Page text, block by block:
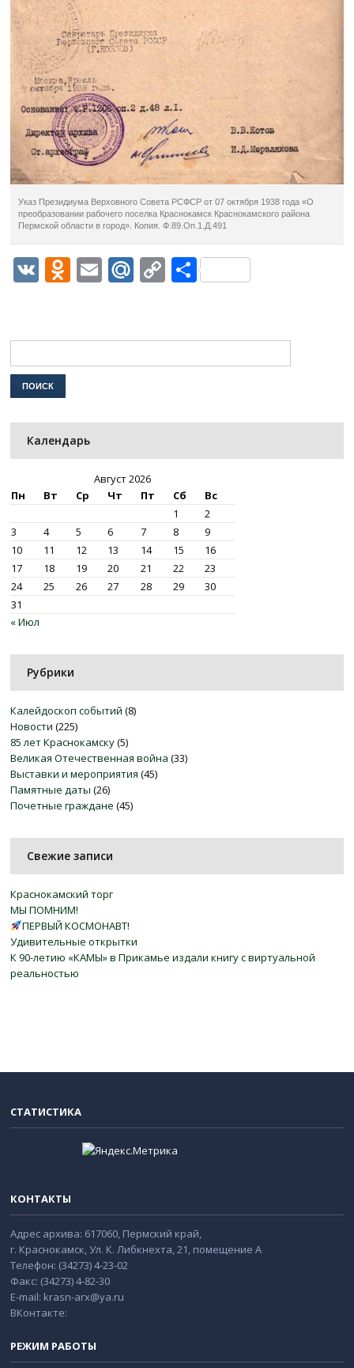
Указ Президиума Верховного Совета РСФСР от 07 октября 1938 года «О
преобразовании рабочего поселка Краснокамск Краснокамского района
Пермской области в город». Копия. Ф.89.Оп.1.Д.491
VK Odnoklassniki
EmailMail.Ru
CopyОтправить
Календарь
Август 2026
Пн
Вт Ср Чт Пт Сб
Вс
1
2
3
4 5 6 7 8
9
10
11 12 13 14 15
16
17
18 19 20 21 22
23
24
25 26 27 28 29
30
31
« Июл
Рубрики
Калейдоскоп событий (8)
Новости (225)
85 лет Краснокамску(5)
Великая Отечественная война (33)
Выставки и мероприятия (45)
Памятные даты (26)
Почетные граждане (45)
Свежие записи
Краснокамский торг
МЫ ПОМНИМ!
ПЕРВЫЙ КОСМОНАВТ!
Удивительные открытки
К 90-летию «КАМЫ» в Прикамье издали книгу с виртуальной
реальностью
СТАТИСТИКА
КОНТАКТЫ
Адрес архива: 617060, Пермский край,
г. Краснокамск, Ул. К. Либкнехта, 21, помещение А
Телефон: (34273) 4-23-02
Факс: (34273) 4-82-30
E-mail: krasn-arx@ya.ru
ВКонтакте:
РЕЖИМ РАБОТЫ